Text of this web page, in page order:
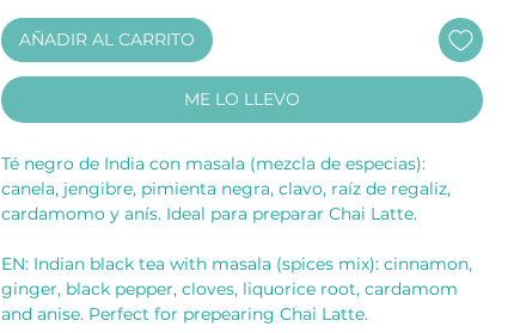
AÑADIR AL CARRITO
ME LO LLEVO
Té negro de India con masala (mezcla de especias):
canela, jengibre, pimienta negra, clavo, raíz de regaliz,
cardamomo y anís. Ideal para preparar Chai Latte.
EN: Indian black tea with masala (spices mix): cinnamon,
ginger, black pepper, cloves, liquorice root, cardamom
and anise. Perfect for prepearing Chai Latte.